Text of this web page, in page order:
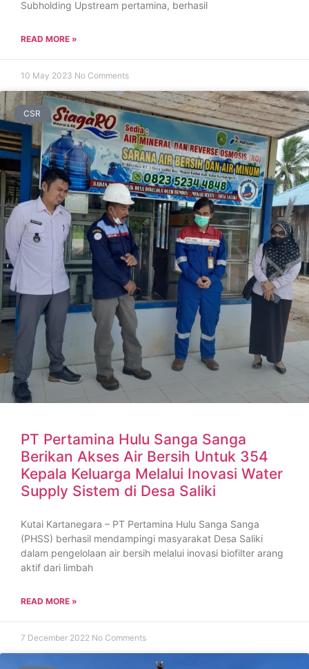
Subholding Upstream pertamina, berhasil
READ MORE »
10 May 2023 No Comments
CSR
PT Pertamina Hulu Sanga Sanga
Berikan Akses Air Bersih Untuk 354
Kepala Keluarga Melalui Inovasi Water
Supply Sistem di Desa Saliki
Kutai Kartanegara – PT Pertamina Hulu Sanga Sanga
(PHSS) berhasil mendampingi masyarakat Desa Saliki
dalam pengelolaan air bersih melalui inovasi biofilter arang
aktif dari limbah
READ MORE »
7 December 2022 No Comments